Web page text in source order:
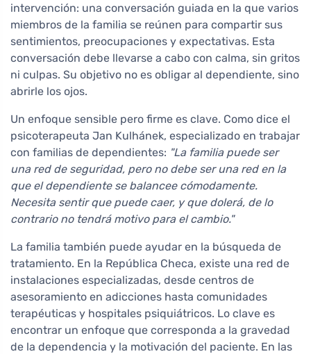
intervención: una conversación guiada en la que varios
miembros de la familia se reúnen para compartir sus
sentimientos, preocupaciones y expectativas. Esta
conversación debe llevarse a cabo con calma, sin gritos
ni culpas. Su objetivo no es obligar al dependiente, sino
abrirle los ojos.
Un enfoque sensible pero firme es clave. Como dice el
psicoterapeuta Jan Kulhánek, especializado en trabajar
con familias de dependientes: "La familia puede ser
una red de seguridad, pero no debe ser una red en la
que el dependiente se balancee cómodamente.
Necesita sentir que puede caer, y que dolerá, de lo
contrario no tendrá motivo para el cambio."
La familia también puede ayudar en la búsqueda de
tratamiento. En la República Checa, existe una red de
instalaciones especializadas, desde centros de
asesoramiento en adicciones hasta comunidades
terapéuticas y hospitales psiquiátricos. Lo clave es
encontrar un enfoque que corresponda a la gravedad
de la dependencia y la motivación del paciente. En las